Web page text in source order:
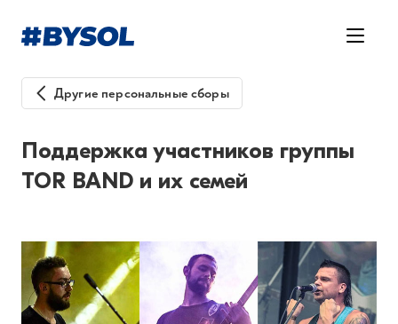
Другие персональные сборы
Поддержка участников группы
TOR BAND и их семей